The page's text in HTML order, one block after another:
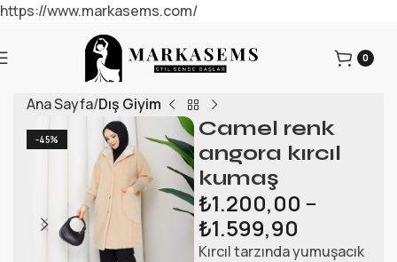
https://www.markasems.com/
0
Ana Sayfa Dış Giyim
-45%
Camel renk
angora kırcıl
kumaş
₺1.200,00 –
₺1.599,90
Kırcıl tarzında yumuşacık